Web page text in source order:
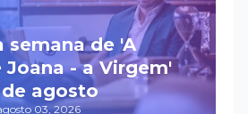
semana de 'A
Joana - a Virgem'
agosto
03, 2026